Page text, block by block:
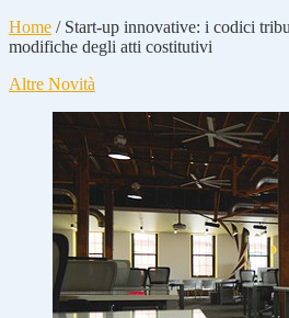
Home / Start-up innovative: i codici
modifiche degli atti costitutivi
Altre Novità